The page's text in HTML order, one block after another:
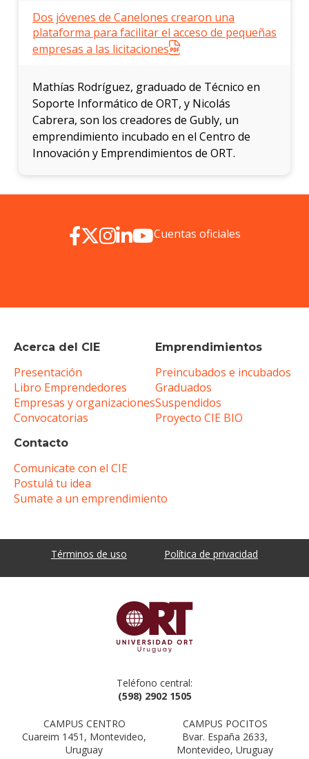
Dos jóvenes de Canelones crearon una
plataforma para facilitar el acceso de pequeñas
empresas a las licitaciones
Mathías Rodríguez, graduado de Técnico en
Soporte Informático de ORT, y Nicolás
Cabrera, son los creadores de Gubly, un
emprendimiento incubado en el Centro de
Innovación y Emprendimientos de ORT.
Acerca del CIE
Presentación
Libro Emprendedores
Empresas y organizaciones
Convocatorias
Emprendimientos
Preincubados e incubados
Graduados
Suspendidos
Proyecto CIE BIO
Contacto
Comunicate con el CIE
Postulá tu idea
Sumate a un emprendimiento
Cuentas oficiales
Términos de uso Política de privacidad
Teléfono central:
(598) 2902 1505
CAMPUS CENTRO
Cuareim 1451, Montevideo,
Uruguay
CAMPUS POCITOS
Bvar. España 2633,
Montevideo, Uruguay